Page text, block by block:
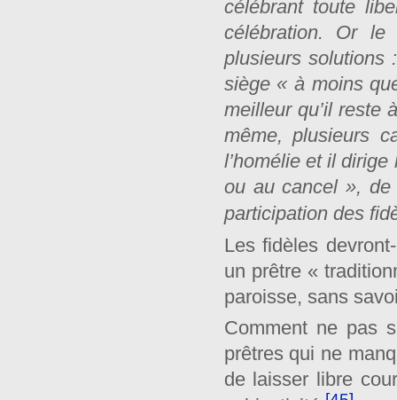
célébrant toute
célébration. Or
plusieurs
siège « à moins
meilleur qu’il reste
même, plusieurs
l’homélie et il
ou au cancel », de
participation des
Les fidèles
un prêtre «
paroisse, sans
Comment ne pas
prêtres qui ne
de laisser libre